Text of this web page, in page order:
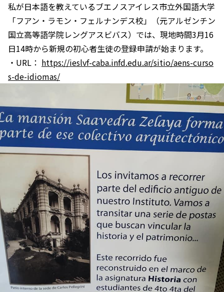
私が日本語を教えているブエノスアイレス市立外国語大学
「フアン・ラモン・フェルナンデス校」（元アルゼンチン
国立高等語学院レングアスビバス）では、現地時間3月16
日14時から新規の初心者生徒の登録申請が始まります。
・URL： https://ieslvf-caba.infd.edu.ar/sitio/aens-curso
s-de-idiomas/